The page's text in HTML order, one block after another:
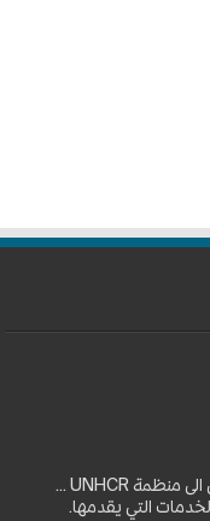
بوابة اللجوء والهجرة موقع غير حكومي ولا ينتمي الى منظمة UNHCR ...
التي يقدمها.